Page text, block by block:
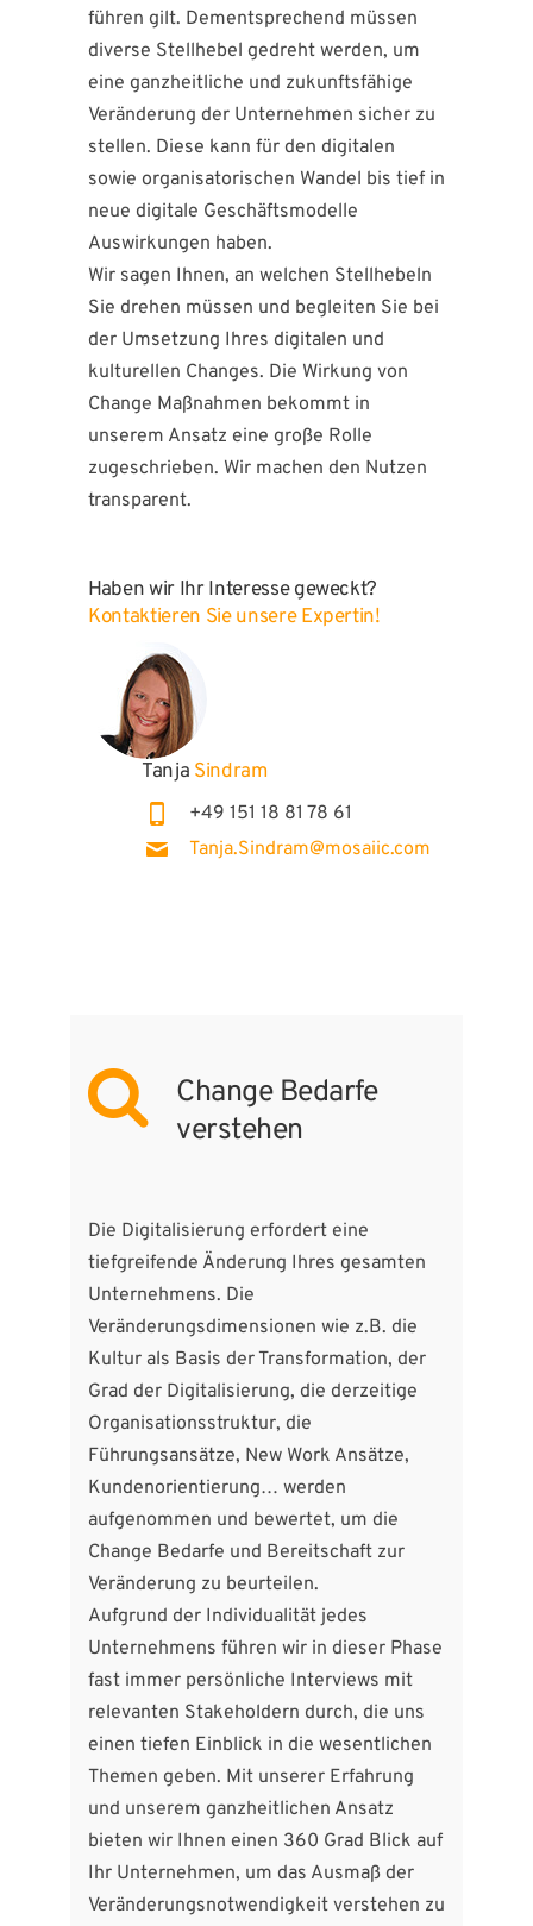
führen gilt. Dementsprechend müssen
diverse Stellhebel gedreht werden, um
eine ganzheitliche und zukunftsfähige
Veränderung der Unternehmen sicher zu
stellen. Diese kann für den digitalen
sowie organisatorischen Wandel bis tief in
neue digitale Geschäftsmodelle
Auswirkungen haben.
Wir sagen Ihnen, an welchen Stellhebeln
Sie drehen müssen und begleiten Sie bei
der Umsetzung Ihres digitalen und
kulturellen Changes. Die Wirkung von
Change Maßnahmen bekommt in
unserem Ansatz eine große Rolle
zugeschrieben. Wir machen den Nutzen
transparent.
Haben wir Ihr Interesse geweckt?
Kontaktieren Sie unsere Expertin!
Tanja Sindram
+49 151 18 81 78 61
Tanja.Sindram@mosaiic.com
Change Bedarfe
verstehen
Die Digitalisierung erfordert eine
tiefgreifende Änderung Ihres gesamten
Unternehmens. Die
Veränderungsdimensionen wie z.B. die
Kultur als Basis der Transformation, der
Grad der Digitalisierung, die derzeitige
Organisationsstruktur, die
Führungsansätze, New Work Ansätze,
Kundenorientierung… werden
aufgenommen und bewertet, um die
Change Bedarfe und Bereitschaft zur
Veränderung zu beurteilen.
Aufgrund der Individualität jedes
Unternehmens führen wir in dieser Phase
fast immer persönliche Interviews mit
relevanten Stakeholdern durch, die uns
einen tiefen Einblick in die wesentlichen
Themen geben. Mit unserer Erfahrung
und unserem ganzheitlichen Ansatz
bieten wir Ihnen einen 360 Grad Blick auf
Ihr Unternehmen, um das Ausmaß der
Veränderungsnotwendigkeit verstehen zu